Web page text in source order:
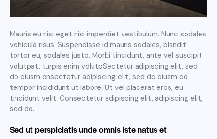
Mauris eu nisi eget nisi imperdiet vestibulum. Nunc sodales
vehicula risus. Suspendisse id mauris sodales, blandit
tortor eu, sodales justo. Morbi tincidunt, ante vel suscipit
volutpat, turpis enim volutpSectetur adipiscing elit, sed
do eiusm onsectetur adipiscing elit, sed do eiusm od
tempor incididunt ut labore. Ut vel placerat eros, eu
tincidunt velit. Consectetur adipiscing elit, adipiscing elit,
sed do.
Sed ut perspiciatis unde omnis iste natus et